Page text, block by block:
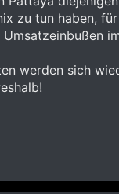
zu tun haben,
werden sich